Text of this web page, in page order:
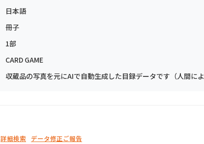
日本語
冊子
1部
CARD GAME
収蔵品の写真を元にAIで自動生成した目録データです（人間によ
詳細検索 データ修正ご報告